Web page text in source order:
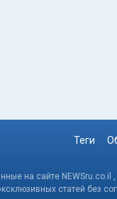
Теги
на сайте NEWSru.co.il
статей без